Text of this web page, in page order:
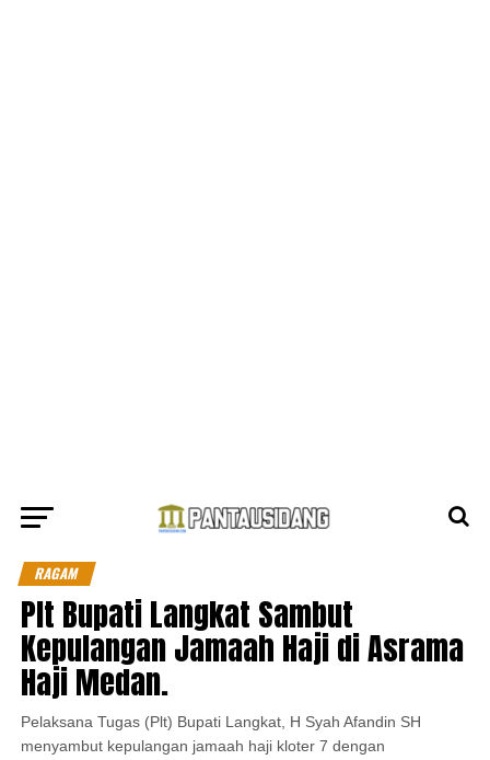
RAGAM
Plt Bupati Langkat Sambut
Kepulangan Jamaah Haji di Asrama
Haji Medan.
Pelaksana Tugas (Plt) Bupati Langkat, H Syah Afandin SH
menyambut kepulangan jamaah haji kloter 7 dengan